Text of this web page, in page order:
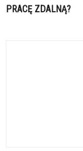
PRACĘ ZDALNĄ?